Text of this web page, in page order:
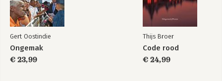
Gert Oostindie
Ongemak
€ 23,99
Thijs Broer
Code rood
€ 24,99